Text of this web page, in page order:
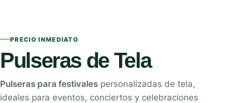
PRECIO INMEDIATO
Pulseras de Tela
Pulseras para festivales personalizadas de tela,
ideales para eventos, conciertos y celebraciones